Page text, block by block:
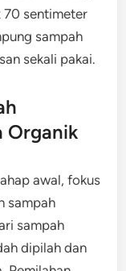
70 sentimeter
sampah
sekali pakai.
Organik
awal, fokus
sampah
sampah
dipilah dan